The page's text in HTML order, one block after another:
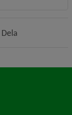
Dela